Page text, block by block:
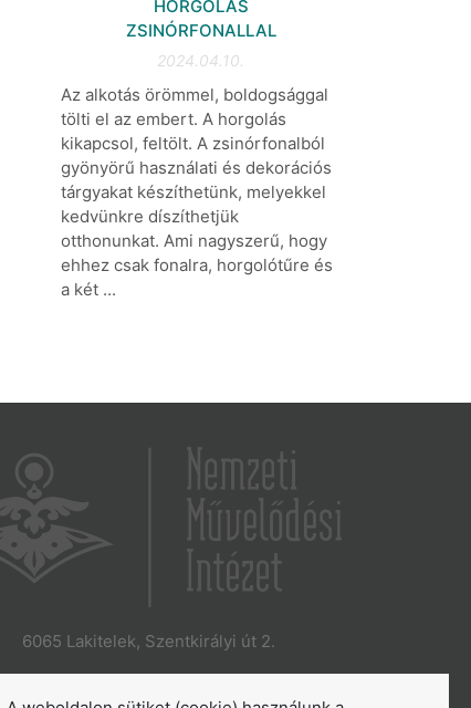
HORGOLÁS
ZSINÓRFONALLAL
2024.04.10.
Az alkotás örömmel, boldogsággal
tölti el az embert. A horgolás
kikapcsol, feltölt. A zsinórfonalból
gyönyörű használati és dekorációs
tárgyakat készíthetünk, melyekkel
kedvünkre díszíthetjük
otthonunkat. Ami nagyszerű, hogy
ehhez csak fonalra, horgolótűre és
a két ...
6065 Lakitelek, Szentkirályi út 2.